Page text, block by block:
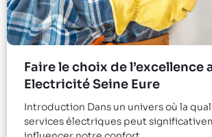
Faire le choix de l’excellence
Electricité Seine Eure
Introduction Dans un univers où la
services électriques peut